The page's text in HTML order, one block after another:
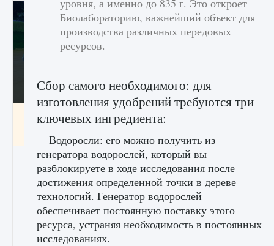
Как включить чат в Fortnite
уровня, а именно до 835 г. Это откроет
Биолабораторию, важнейший объект для
производства различных передовых
ресурсов.
Сбор самого необходимого: для
изготовления удобрений требуются три
ключевых ингредиента:
Водоросли: его можно получить из
генератора водорослей, который вы
разблокируете в ходе исследования после
достижения определенной точки в дереве
технологий. Генератор водорослей
обеспечивает постоянную поставку этого
ресурса, устраняя необходимость в постоянных
исследованиях.